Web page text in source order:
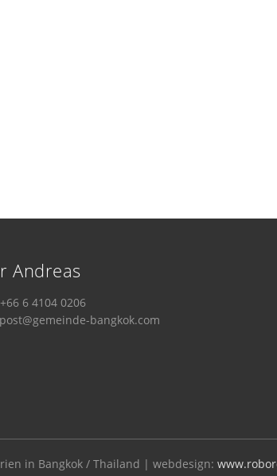
Andreas
6 4104 0206
bangkok.com
in Bangkok / Thailand | webdesign: